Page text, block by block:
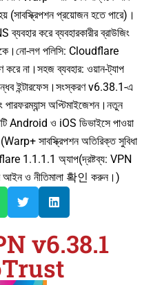
(সাবস্ক্রিপশন প্রয়োজন হতে পারে)।
করে ব্যবহারকারীর ব্রাউজিং
থাকে।নো-লগ পলিসি: Cloudflare
করে না।সহজ ব্যবহার: ওয়ান-ট্যাপ
ইন্টারফেস।সংস্করণ v6.38.1-এ
অপ্টিমাইজেশন।নতুন
Android ও iOS ডিভাইসে পাওয়া
(Warp+ সাবস্ক্রিপশন অতিরিক্ত সুবিধা
1.1.1.1 অ্যাপ(দ্রষ্টব্য: VPN
আইন ও নীতিমালা 확인 করুন।)
v6.38.1